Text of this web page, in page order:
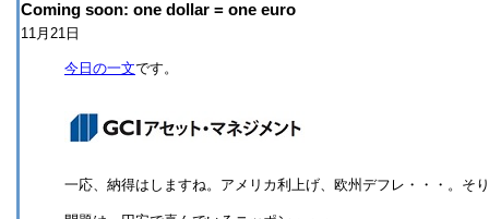
Coming soon: one dollar = one euro
11月21日
今日の一文です。
一応、納得はしますね。アメリカ利上げ、欧州デフレ・・・。そ